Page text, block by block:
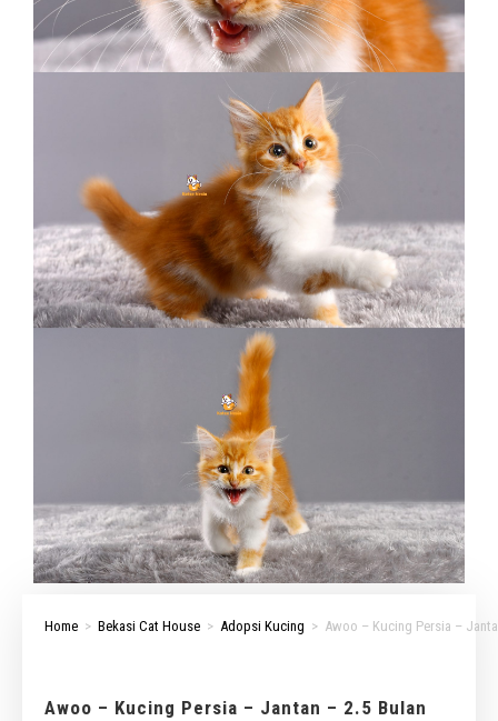
Home > Bekasi Cat House > Adopsi Kucing > Awoo – Kucing Persia –
Awoo – Kucing Persia – Jantan – 2.5 Bulan